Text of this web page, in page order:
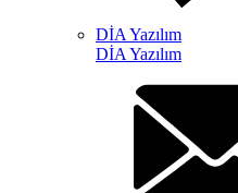
DİA Yazılım
DİA Yazılım